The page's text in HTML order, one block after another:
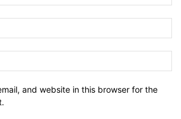
and website in this browser for the